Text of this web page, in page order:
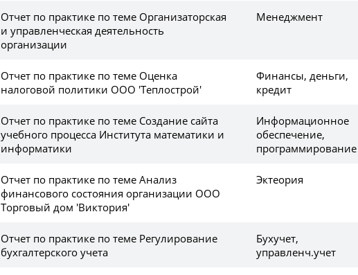
Отчет по практике по теме Организаторская
и управленческая деятельность
организации
Менеджмент
Отчет по практике по теме Оценка
налоговой политики ООО 'Теплострой'
Финансы, деньги,
кредит
Отчет по практике по теме Создание сайта
учебного процесса Института математики и
информатики
Информационное
обеспечение,
программирование
Отчет по практике по теме Анализ
финансового состояния организации ООО
Торговый дом 'Виктория'
Эктеория
Отчет по практике по теме Регулирование
бухгалтерского учета
Бухучет,
управленч.учет